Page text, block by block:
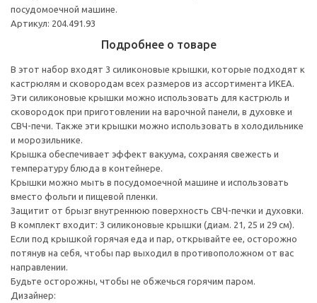
посудомоечной машине.
Артикул: 204.491.93
Подробнее о товаре
В этот набор входят 3 силиконовые крышки, которые подходят к
кастрюлям и сковородам всех размеров из ассортимента ИКЕА.
Эти силиконовые крышки можно использовать для кастрюль и
сковородок при приготовлении на варочной панели, в духовке и
СВЧ-печи. Также эти крышки можно использовать в холодильнике
и морозильнике.
Крышка обеспечивает эффект вакуума, сохраняя свежесть и
температуру блюда в контейнере.
Крышки можно мыть в посудомоечной машине и использовать
вместо фольги и пищевой пленки.
Защитит от брызг внутреннюю поверхность СВЧ-печки и духовки.
В комплект входит: 3 силиконовые крышки (диам. 21, 25 и 29 см).
Если под крышкой горячая еда и пар, открывайте ее, осторожно
потянув на себя, чтобы пар выходил в противоположном от вас
направлении.
Будьте осторожны, чтобы не обжечься горячим паром.
Дизайнер: